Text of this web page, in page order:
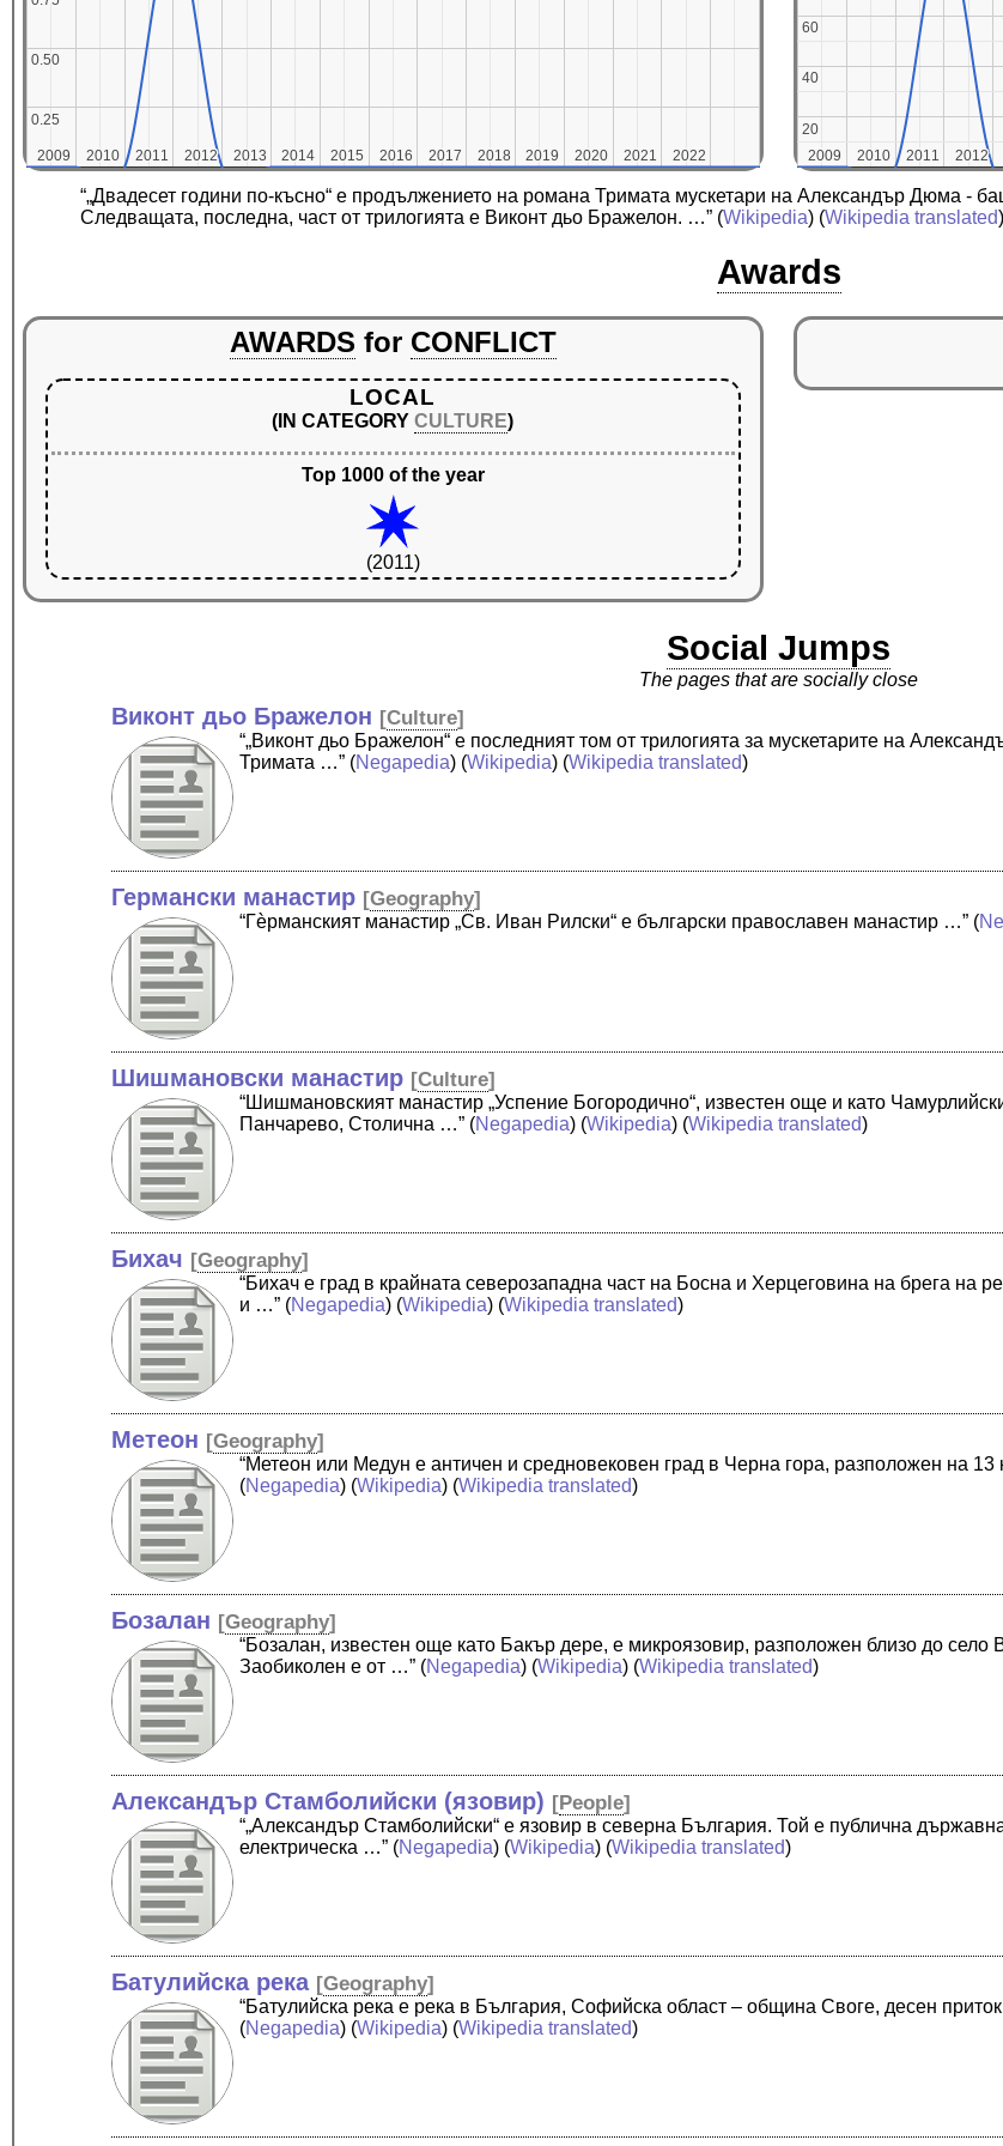
2009
2009 2010
2010 2011
2011 2012
2012 2013
2013 2014
2014 2015
2015 2016
2016 2017
2017 2018
2018 2019
2019 2020
2020 2021
2021 2022
2022
0.25
0.25
0.50
0.50
2009
2009 2010
2010 2011
2011 2012
2012
20
20
40
40
60
60
“„Двадесет години по-късно“ е продължението на романа Тримата мускетари на Александър Дюма -
Следващата, последна, част от трилогията е Виконт дьо Бражелон. …” (Wikipedia) (Wikipedia translated)
Awards
AWARDS for CONFLICT
LOCAL
(IN CATEGORYCULTURE)
Top 1000 of the year
(2011)
Social Jumps
The pages that are socially close
Виконт дьо Бражелон [Culture]
“„Виконт дьо Бражелон“ е последният том от трилогията за мускетарите на
Тримата …” (Negapedia) (Wikipedia) (Wikipedia translated)
Германски манастир [Geography]
“Гѐрманският манастир „Св. Иван Рилски“ е български православен манастир …” (
Шишмановски манастир [Culture]
“Шишмановският манастир „Успение Богородично“, известен още и като
Панчарево, Столична …” (Negapedia) (Wikipedia) (Wikipedia translated)
Бихач [Geography]
“Бихач е град в крайната северозападна част на Босна и Херцеговина на брега на
и …” (Negapedia) (Wikipedia) (Wikipedia translated)
Метеон [Geography]
“Метеон или Медун е античен и средновековен град в Черна гора, разположен на
(Negapedia) (Wikipedia) (Wikipedia translated)
Бозалан [Geography]
“Бозалан, известен още като Бакър дере, е микроязовир, разположен близо до
Заобиколен е от …” (Negapedia) (Wikipedia) (Wikipedia translated)
Александър Стамболийски (язовир) [People]
“„Александър Стамболийски“ е язовир в северна България. Той е публична
електрическа …” (Negapedia) (Wikipedia) (Wikipedia translated)
Батулийска река [Geography]
“Батулийска река е река в България, Софийска област – община Своге, десен
(Negapedia) (Wikipedia) (Wikipedia translated)